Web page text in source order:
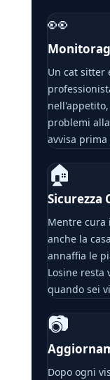
👀
Un cat sitter
problemi
avvisa
🏠
Sicurezza
Mentre cura
anche la
annaffia le
Losine resta
quando sei
📷
Dopo ogni